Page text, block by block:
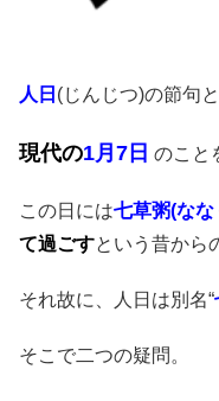
人日 (じんじつ)の節句と
現代の1月7日 のこと
この日には七草粥(な
て過ごすという昔から
それ故に、人日は別名“
そこで二つの疑問。